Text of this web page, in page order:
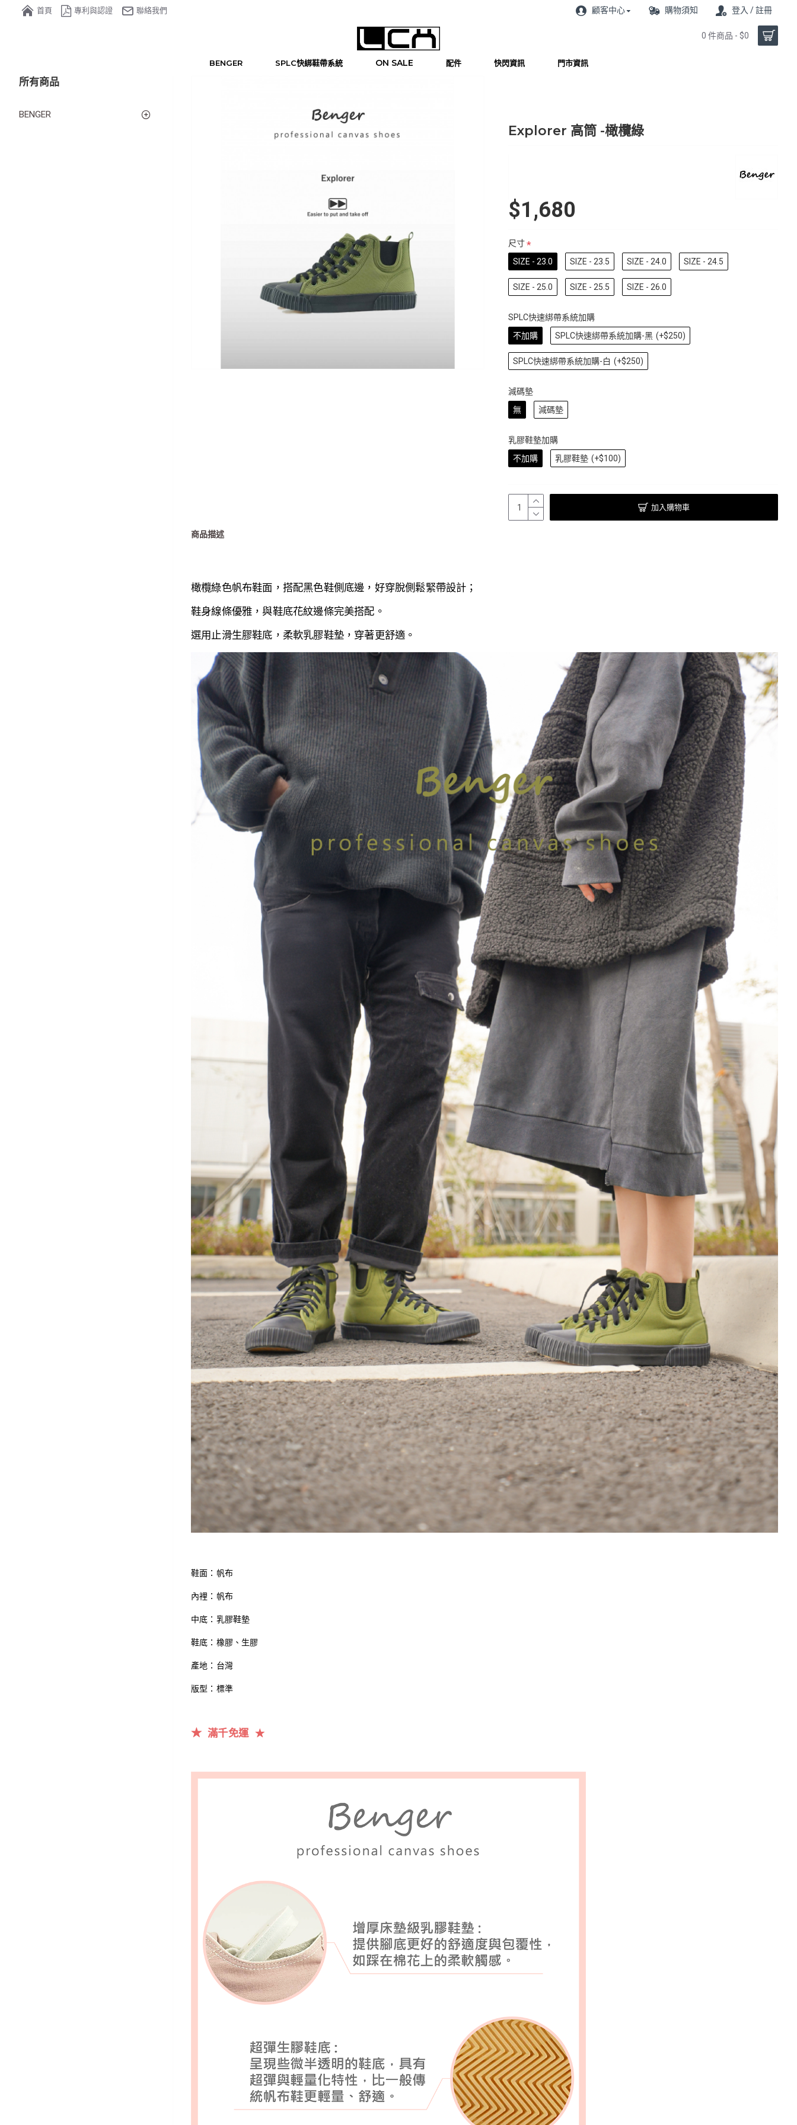
首頁 專利與認證 聯絡我們 顧客中心 購物須知 登入 / 註冊
0 件商品 - $0
BENGER SPLC快綁鞋帶系統 ON SALE 配件 快閃資訊 門市資訊
所有商品
BENGER
Explorer 高筒 -橄欖綠
$1,680
尺寸
SIZE - 23.0
SIZE - 23.5 SIZE - 24.0 SIZE - 24.5
SIZE - 25.0 SIZE - 25.5 SIZE - 26.0
SPLC快速綁帶系統加購
不加購
SPLC快速綁帶系統加購-黑 (+$250)
SPLC快速綁帶系統加購-白 (+$250)
減碼墊
無
減碼墊
乳膠鞋墊加購
不加購
乳膠鞋墊 (+$100)
加入購物車
商品描述
橄欖綠色帆布鞋面，搭配黑色鞋側底邊，好穿脫側鬆緊帶設計 ；
鞋身線條優雅，與鞋底花紋邊條完美搭配。
選用止滑生膠鞋底， 柔軟乳膠鞋墊，穿著更舒適。
鞋面：帆布
內裡：帆布
中底：乳膠鞋墊
鞋底：橡膠、生膠
產地：台灣
版型：標準
★ 滿千免運 ★